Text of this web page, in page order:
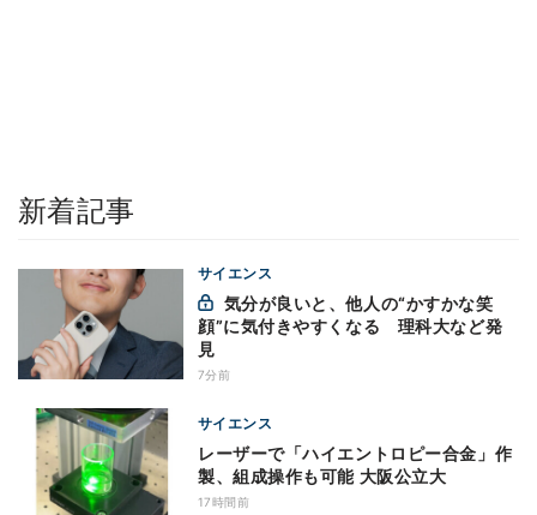
新着記事
サイエンス
顔”に気付きやすくなる 理科大など発
見
7分前
サイエンス
レーザーで「ハイエントロピー合金」作
製、組成操作も可能 大阪公立大
17時間前